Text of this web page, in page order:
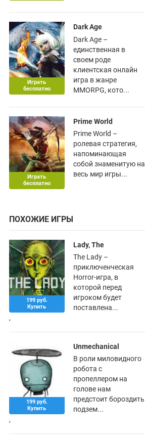
Играть
бесплатно
Dark Age
Dark Age –
единственная в
своем роде
клиентская онлайн
игра в жанре
MMORPG, кото...
Играть
бесплатно
Prime World
Prime World –
ролевая стратегия,
напоминающая
собой знаменитую на
весь мир игры...
ПОХОЖИЕ ИГРЫ
199 руб.
Купить
,
Lady, The
The Lady –
приключенческая
Horror-игра, в
которой перед
игроком будет
поставлена...
199 руб.
Купить
,
Unmechanical
В роли миловидного
робота с
пропеллером на
голове нам
предстоит бороздить
подзем...